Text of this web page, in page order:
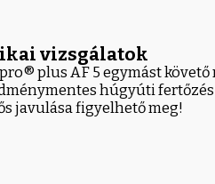
vizsgálatok
plus AF 5 egymást
húgyúti
javulása figyelhető meg!